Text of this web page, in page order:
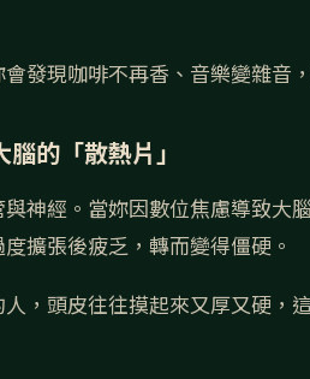
發現咖啡不再香、音樂變雜音
的「散熱片」
神經。當妳因數位焦慮導致大
擴張後疲乏，轉而變得僵硬。
，頭皮往往摸起來又厚又硬，